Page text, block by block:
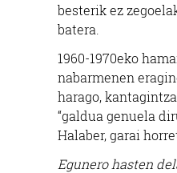
besterik ez
batera.
1960-1970eko
nabarmenen
harago,
“galdua genuela
Halaber, garai
Egunero hasten